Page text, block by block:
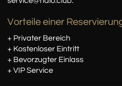
Vorteile einer
+ Privater Bereich
+ Kostenloser Eintritt
+ Bevorzugter Einlass
+ VIP Service